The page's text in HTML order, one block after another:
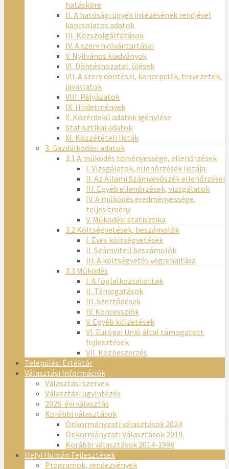
hatásköre
II. A hatósági ügyek intézésének rendjével
kapcsolatos adatok
III. Közszolgáltatások
IV. A szerv nyilvántartásai
V. Nyilvános kiadványok
VI. Döntéshozatal, ülések
VII. A szerv döntései, koncepciók, tervezetek,
javaslatok
VIII. Pályázatok
IX. Hirdetmények
X. Közérdekű adatok igénylése
Statisztikai adatok
XI. Közzétételi listák
3. Gazdálkodási adatok
3.1 A működés törvényessége, ellenőrzések
I. Vizsgálatok, ellenőrzések listája:
II. Az Állami Számvevőszék ellenőrzései
III. Egyéb ellenőrzések, vizsgálatok
IV. A működés eredményessége,
teljesítmény
V. Működési statisztika
3.2 Költségvetések, beszámolók
I. Éves költségvetések
II. Számviteli beszámolók
III. A költségvetés végrehajtása
3.3 Működés
I. A foglalkoztatottak
II. Támogatások
III. Szerződések
IV. Koncessziók
V. Egyéb kifizetések
VI. Európai Unió által támogatott
fejlesztések
VII. Közbeszerzés
Települési Értéktár
Választási Információk
Választási szervek
Választási ügyintézés
2026. évi választás
Korábbi választások
Önkormányzati választások 2024
Önkormányzati Választások 2019.
Korábbi választások 2014-1998
Helyi Humán Fejlesztések
Programok, rendezvények